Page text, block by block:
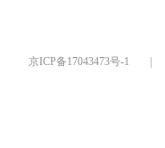
京ICP备17043473号-1